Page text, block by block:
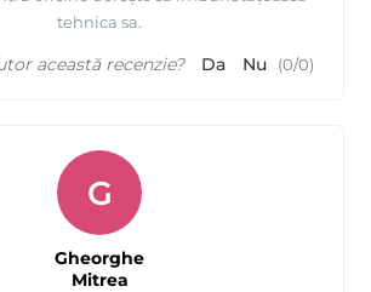
tehnica sa.
această recenzie? Da Nu (0/0)
G
Gheorghe
Mitrea